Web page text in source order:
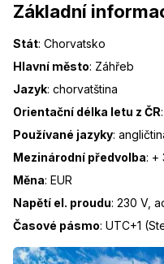
Základní
Stát: Chorvatsko
Hlavní město: Záhřeb
Jazyk: chorvatština
Orientační délka letu z ČR:
Používané jazyky:
Mezinárodní předvolba: +
Měna: EUR
Napětí el. proudu: 230 V,
Časové pásmo: UTC+1